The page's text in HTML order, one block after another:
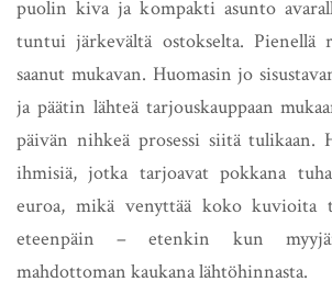
puolin kiva ja kompakti asunto
tuntui järkevältä ostokselta. Pienellä
saanut mukavan. Huomasin jo
ja päätin lähteä tarjouskauppaan
päivän nihkeä prosessi siitä tulikaan.
ihmisiä, jotka tarjoavat pokkana
euroa, mikä venyttää koko kuvioita
eteenpäin – etenkin kun
mahdottoman kaukana lähtöhinnasta.